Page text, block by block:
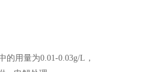
用量为0.01-0.03g/L，